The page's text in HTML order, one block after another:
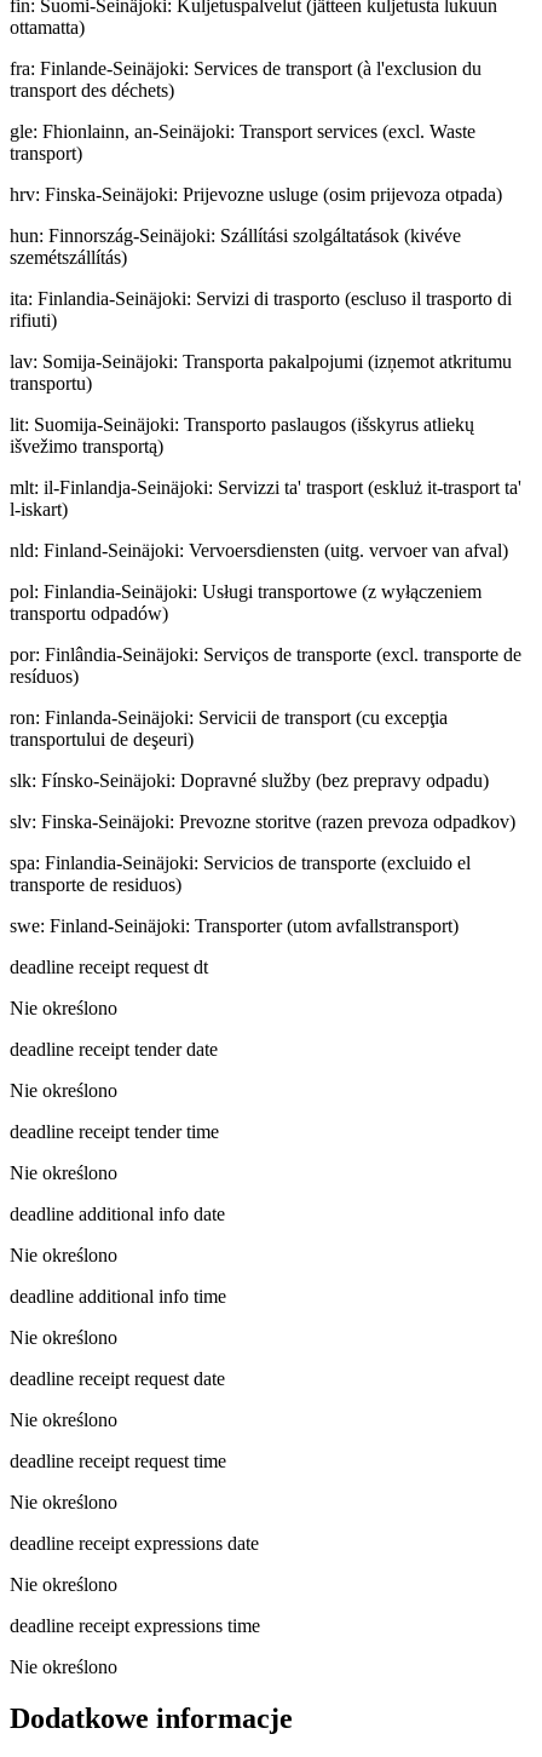
fin: Suomi-Seinäjoki: Kuljetuspalvelut (jätteen kuljetusta lukuun
ottamatta)
fra: Finlande-Seinäjoki: Services de transport (à l'exclusion du
transport des déchets)
gle: Fhionlainn, an-Seinäjoki: Transport services (excl. Waste
transport)
hrv: Finska-Seinäjoki: Prijevozne usluge (osim prijevoza otpada)
hun: Finnország-Seinäjoki: Szállítási szolgáltatások (kivéve
szemétszállítás)
ita: Finlandia-Seinäjoki: Servizi di trasporto (escluso il trasporto di
rifiuti)
lav: Somija-Seinäjoki: Transporta pakalpojumi (izņemot atkritumu
transportu)
lit: Suomija-Seinäjoki: Transporto paslaugos (išskyrus atliekų
išvežimo transportą)
mlt: il-Finlandja-Seinäjoki: Servizzi ta' trasport (eskluż it-trasport ta'
l-iskart)
nld: Finland-Seinäjoki: Vervoersdiensten (uitg. vervoer van afval)
pol: Finlandia-Seinäjoki: Usługi transportowe (z wyłączeniem
transportu odpadów)
por: Finlândia-Seinäjoki: Serviços de transporte (excl. transporte de
resíduos)
ron: Finlanda-Seinäjoki: Servicii de transport (cu excepţia
transportului de deşeuri)
slk: Fínsko-Seinäjoki: Dopravné služby (bez prepravy odpadu)
slv: Finska-Seinäjoki: Prevozne storitve (razen prevoza odpadkov)
spa: Finlandia-Seinäjoki: Servicios de transporte (excluido el
transporte de residuos)
swe: Finland-Seinäjoki: Transporter (utom avfallstransport)
deadline receipt request dt
Nie określono
deadline receipt tender date
Nie określono
deadline receipt tender time
Nie określono
deadline additional info date
Nie określono
deadline additional info time
Nie określono
deadline receipt request date
Nie określono
deadline receipt request time
Nie określono
deadline receipt expressions date
Nie określono
deadline receipt expressions time
Nie określono
Dodatkowe informacje